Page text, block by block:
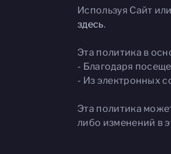
Используя Сайт
здесь.
Эта политика в
- Благодаря
- Из электронных
Эта политика
либо изменений в